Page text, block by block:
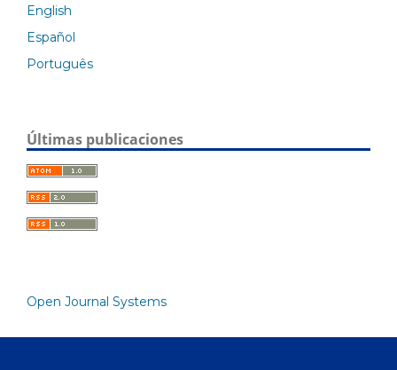
English
Español
Português
Últimas publicaciones
Open Journal Systems